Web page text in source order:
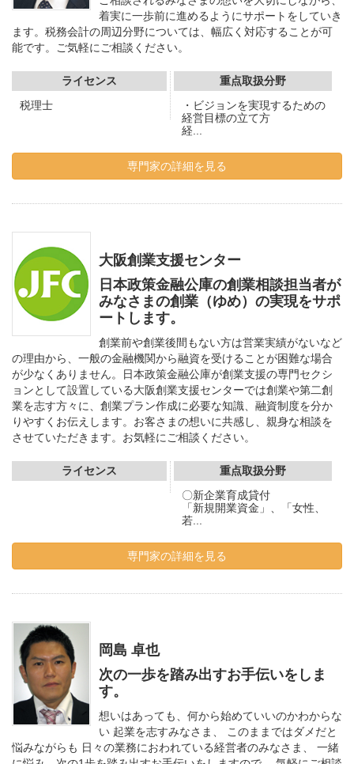
着実に一歩前に進めるようにサポートをしていき
ます。税務会計の周辺分野については、幅広く対応することが可
能です。ご気軽にご相談ください。
ライセンス
税理士
重点取扱分野
・ビジョンを実現するための
経営目標の立て方
経...
専門家の詳細を見る
大阪創業支援センター
日本政策金融公庫の創業相談担当者が
みなさまの創業（ゆめ）の実現をサポ
ートします。
創業前や創業後間もない方は営業実績がないなど
の理由から、一般の金融機関から融資を受けることが困難な場合
が少なくありません。日本政策金融公庫が創業支援の専門セクシ
ョンとして設置している大阪創業支援センターでは創業や第二創
業を志す方々に、創業プラン作成に必要な知識、融資制度を分か
りやすくお伝えします。お客さまの想いに共感し、親身な相談を
させていただきます。お気軽にご相談ください。
ライセンス
重点取扱分野
〇新企業育成貸付
「新規開業資金」、「女性、
若...
専門家の詳細を見る
岡島 卓也
次の一歩を踏み出すお手伝いをしま
す。
想いはあっても、何から始めていいのかわからな
い 起業を志すみなさま、 このままではダメだと
悩みながらも 日々の業務におわれている経営者のみなさま、 一緒